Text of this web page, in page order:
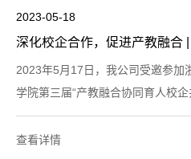
2023-05-18
2023年5月17日，我公司受邀参加
学院第三届“产教融合协同育人校
员为总经理：徐永成、技术部科长
家。机电工程学院院长：金永琪致
查看详情